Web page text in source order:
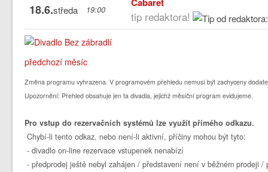
18.6.středa 19:00 tip redaktora!
předchozí měsíc
Změna programu vyhrazena. V programovém přehledu nemusí být zachyceny
Upozornění: Přehled obsahuje jen ta divadla, jejichž měsíční program evidujeme.
Pro vstup do rezervačních systémů lze využít přímého odkazu.
Chybí-li tento odkaz, nebo není-li aktivní, příčiny mohou být tyto:
- divadlo on-line rezervace vstupenek nenabízí
- předprodej ještě nebyl zahájen / představení není v běžném prodeji /